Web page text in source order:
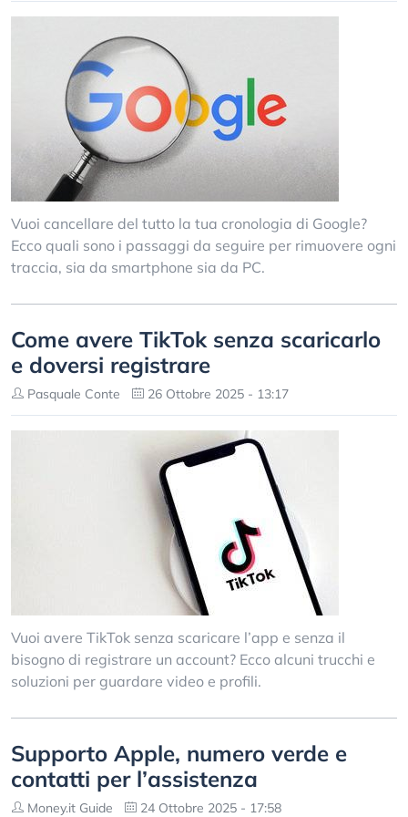
Vuoi cancellare del tutto la tua cronologia di Google?
Ecco quali sono i passaggi da seguire per rimuovere ogni
traccia, sia da smartphone sia da PC.
Come avere TikTok senza scaricarlo
e doversi registrare
Pasquale Conte 26 Ottobre 2025 - 13:17
Vuoi avere TikTok senza scaricare l’app e senza il
bisogno di registrare un account? Ecco alcuni trucchi e
soluzioni per guardare video e profili.
Supporto Apple, numero verde e
contatti per l’assistenza
Money.it Guide 24 Ottobre 2025 - 17:58